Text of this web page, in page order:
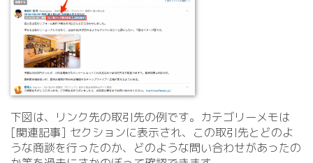
下図は、リンク先の取引先の例です。カテゴリーメモは
[関連記事] セクションに表示され、この取引先とどのよ
うな商談を行ったのか、どのような問い合わせがあったの